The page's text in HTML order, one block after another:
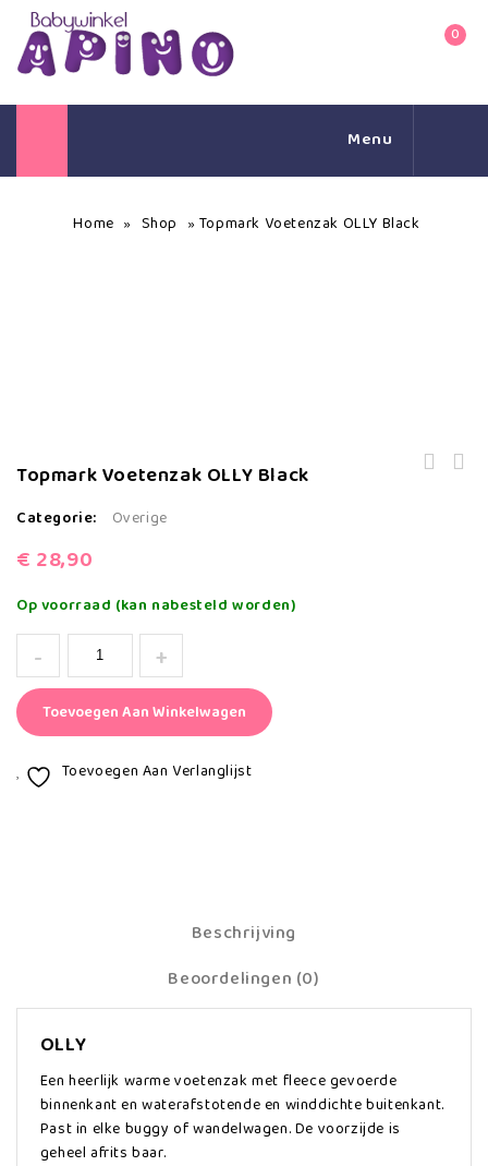
0
Menu
Home » Shop » Topmark Voetenzak OLLY Black
Topmark Voetenzak OLLY Black
Categorie: Overige
€ 28,90
Op voorraad (kan nabesteld worden)
Toevoegen Aan Winkelwagen
Toevoegen Aan Verlanglijst
Beschrijving
Beoordelingen (0)
OLLY
Een heerlijk warme voetenzak met fleece gevoerde
binnenkant en waterafstotende en winddichte buitenkant.
Past in elke buggy of wandelwagen. De voorzijde is
geheel afrits baar.